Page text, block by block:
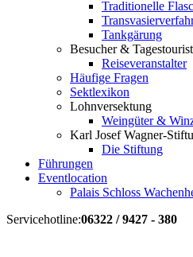
Traditionelle
Tankgärung
Besucher &
Reiseveranstalter
Häufige Fragen
Sektlexikon
Lohnversektung
Weingüter &
Karl Josef Wagner-
Die Stiftung
Führungen
Eventlocation
Palais Schloss
Servicehotline:06322 / 9427 - 380